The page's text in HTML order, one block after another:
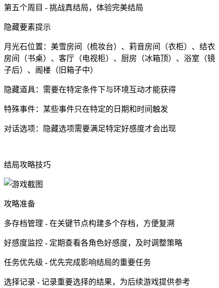
第五个周目 - 挑战真结局，体验完美结局
隐藏要素提示
月光石位置：美雪房间（梳妆台）、莉音房间（衣柜）、结衣
房间（书桌）、客厅（电视柜）、厨房（冰箱顶）、浴室（镜
子后）、阁楼（旧箱子中）
隐藏道具：需要在特定条件下与环境互动才能获得
特殊事件：某些事件只在特定的日期和时间触发
对话选项：隐藏选项需要满足特定好感度才会出现
结局攻略技巧
攻略准备
多存档管理 - 在关键节点构建多个存档，方便复溯
好感度监控 - 定期查看各角色好感度，及时调整策略
任务优先级 - 优先完成影响结局的重要任务
选择记录 - 记录重要选择的结果，为后续游戏提供参考